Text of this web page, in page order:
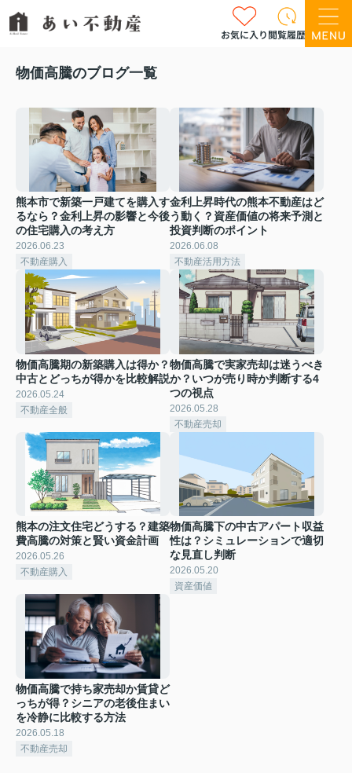
お気に入り閲覧履歴
物価高騰のブログ一覧
熊本市で新築一戸建てを購入す
るなら？金利上昇の影響と今後
の住宅購入の考え方
2026.06.23
不動産購入
金利上昇時代の熊本不動産はど
う動く？資産価値の将来予測と
投資判断のポイント
2026.06.08
不動産活用方法
物価高騰期の新築購入は得か？
中古とどっちが得かを比較解説
2026.05.24
不動産全般
物価高騰で実家売却は迷うべき
か？いつが売り時か判断する4
つの視点
2026.05.28
不動産売却
熊本の注文住宅どうする？建築
費高騰の対策と賢い資金計画
2026.05.26
不動産購入
物価高騰下の中古アパート収益
性は？シミュレーションで適切
な見直し判断
2026.05.20
資産価値
物価高騰で持ち家売却か賃貸ど
っちが得？シニアの老後住まい
を冷静に比較する方法
2026.05.18
不動産売却